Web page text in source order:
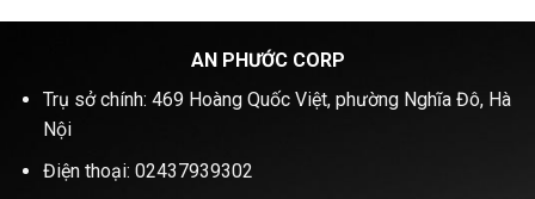
AN PHƯỚC CORP
Trụ sở chính: 469 Hoàng Quốc Việt, phường Nghĩa Đô, Hà
Nội
Điện thoại: 02437939302